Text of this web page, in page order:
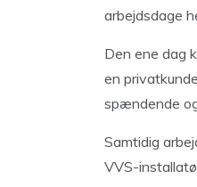
arbejdsdage
Den ene dag
en
spændende
Samtidig
VVS-